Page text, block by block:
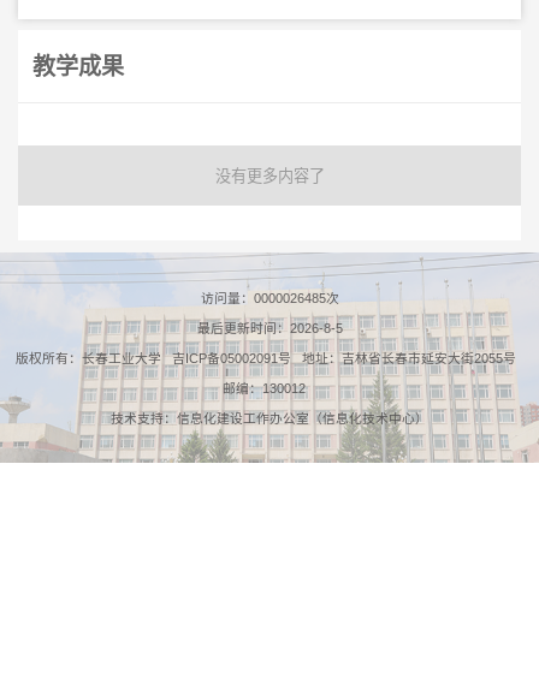
教学成果
没有更多内容了
访问量： 0000026485次
最后更新时间： 2026-8-5
版权所有：长春工业大学 吉ICP备05002091号 地址：吉林省长春市延安大街2055号
邮编：130012
技术支持：信息化建设工作办公室（信息化技术中心）